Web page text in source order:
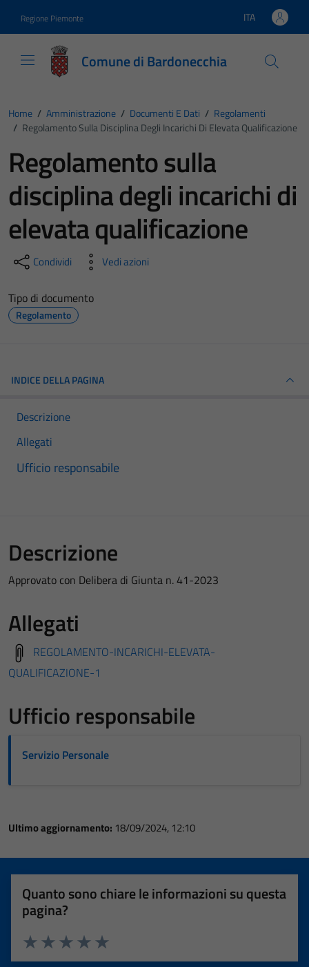
Regione Piemonte Lingua attiva:
ITA
Comune di Bardonecchia
Home / Amministrazione / Documenti E Dati / Regolamenti
/ Regolamento Sulla Disciplina Degli Incarichi Di Elevata Qualificazione
Regolamento sulla
disciplina degli incarichi di
elevata qualificazione
Condividi Vedi azioni
Tipo di documento
Regolamento
INDICE DELLA PAGINA
Descrizione
Allegati
Ufficio responsabile
Descrizione
Approvato con Delibera di Giunta n. 41-2023
Allegati
REGOLAMENTO-INCARICHI-ELEVATA-
QUALIFICAZIONE-1
Ufficio responsabile
Servizio Personale
Ultimo aggiornamento: 18/09/2024, 12:10
Quanto sono chiare le informazioni su questa
pagina?
Valuta 5 stelle su 5
Valuta 4 stelle su 5
Valuta 3 stelle su 5
Valuta 2 stelle su 5
Valuta 1 stelle su 5